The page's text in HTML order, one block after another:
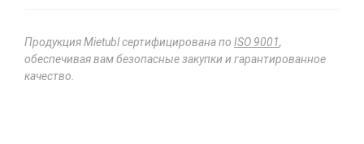
Продукция Mietubl сертифицирована по ISO 9001,
обеспечивая вам безопасные закупки и гарантированное
качество.